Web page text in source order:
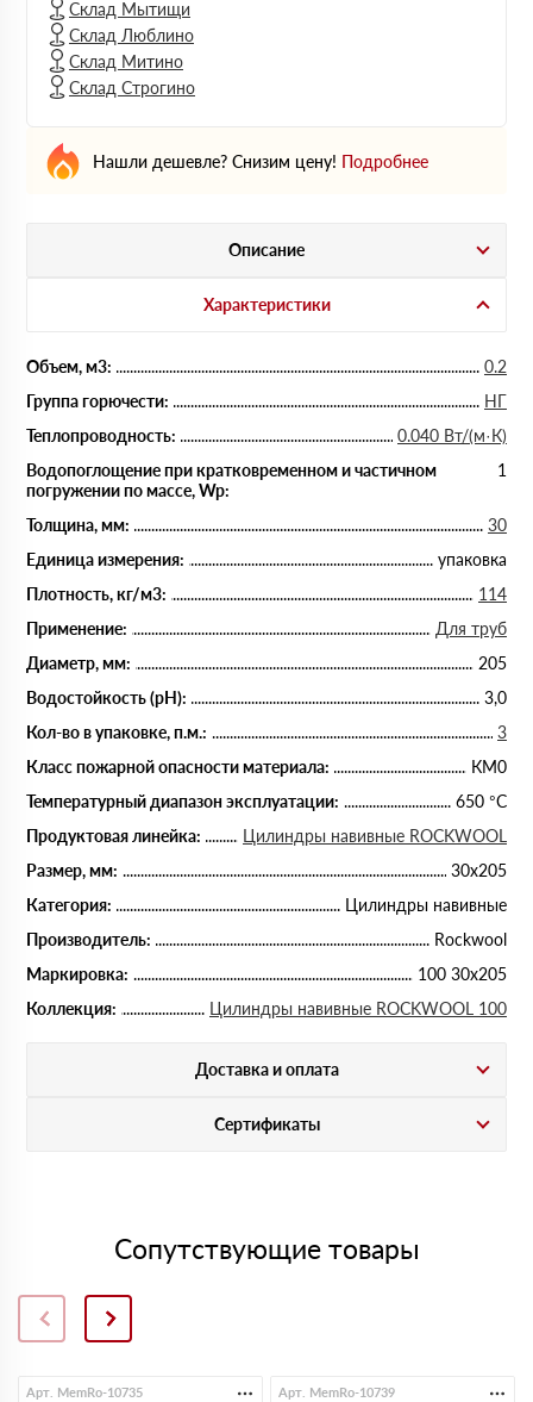
Склад Мытищи
Склад Люблино
Склад Митино
Склад Строгино
Нашли дешевле? Снизим цену! Подробнее
Описание
Характеристики
Объем, м3:
0.2
Группа горючести:
НГ
Теплопроводность:
0.040 Вт/(м·К)
Водопоглощение при кратковременном и частичном
погружении по массе, Wp:
1
Толщина, мм:
30
Единица измерения:
упаковка
Плотность, кг/м3:
114
Применение:
Для труб
Диаметр, мм:
205
Водостойкость (рН):
3,0
Кол-во в упаковке, п.м.:
3
Класс пожарной опасности материала:
КМ0
Температурный диапазон эксплуатации:
650 °С
Продуктовая линейка:
Цилиндры навивные ROCKWOOL
Размер, мм:
30х205
Категория:
Цилиндры навивные
Производитель:
Rockwool
Маркировка:
100 30х205
Коллекция:
Цилиндры навивные ROCKWOOL 100
Доставка и оплата
Сертификаты
Сопутствующие товары
Арт. MemRo-10735 Арт. MemRo-10739